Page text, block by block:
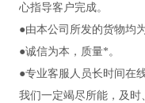
心指导客户完成。
●由本公司所发的货物均
●诚信为本，质量*。
●专业客服人员长时间在
我们一定竭尽所能，及时